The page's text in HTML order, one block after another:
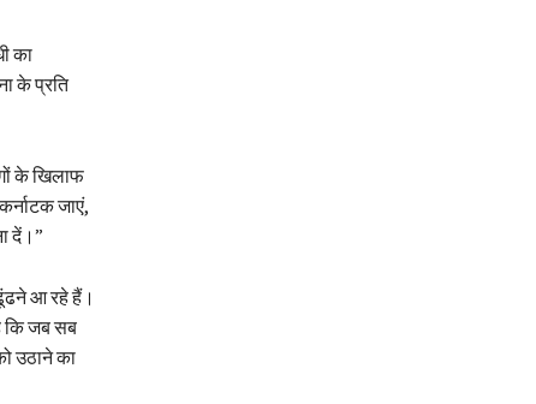
का
के प्रति
के खिलाफ
जाएं,
दें।”
आ रहे हैं।
कि जब सब
उठाने का